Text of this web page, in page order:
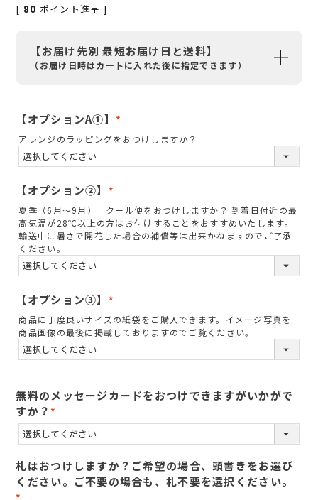
[ 80 ポイント進呈 ]
【お届け先別 最短お届け日と送料】
（お届け日時はカートに入れた後に指定できます）
【オプションA①】
(
必
須
アレンジのラッピングをおつけしますか？
【オプション②】
(
必
須
)
夏季（6月～9月） クール便をおつけしますか？ 到着日付近の最
高気温が28℃以上の方はお付けすることをおすすめいたします。
輸送中に暑さで開花した場合の補償等は出来かねますのでご了承
ください。
【オプション③】
(
必
)
商品に丁度良いサイズの紙袋をご購入できます。イメージ写真を
商品画像の最後に掲載しておりますのでご覧ください。
無料のメッセージカードをおつけできますがいかがで
すか？
(
必
)
札はおつけしますか？ご希望の場合、頭書きをお選び
ください。ご不要の場合も、札不要を選択ください。